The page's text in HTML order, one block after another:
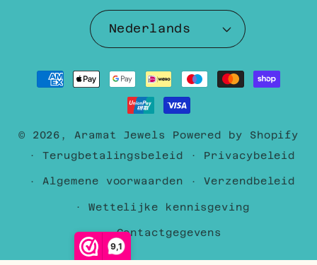
9,1
Nederlands
Betaalmethoden
© 2026, Aramat Jewels Powered by Shopify
Terugbetalingsbeleid
Privacybeleid
Algemene voorwaarden Verzendbeleid
Wettelijke kennisgeving
Contactgegevens